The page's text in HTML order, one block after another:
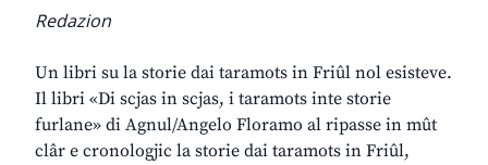
Redazion
Un libri su la storie dai taramots in Friûl nol esisteve.
Il libri «Di scjas in scjas, i taramots inte storie
furlane» di Agnul/Angelo Floramo al ripasse in mût
clâr e cronologjic la storie dai taramots in Friûl,